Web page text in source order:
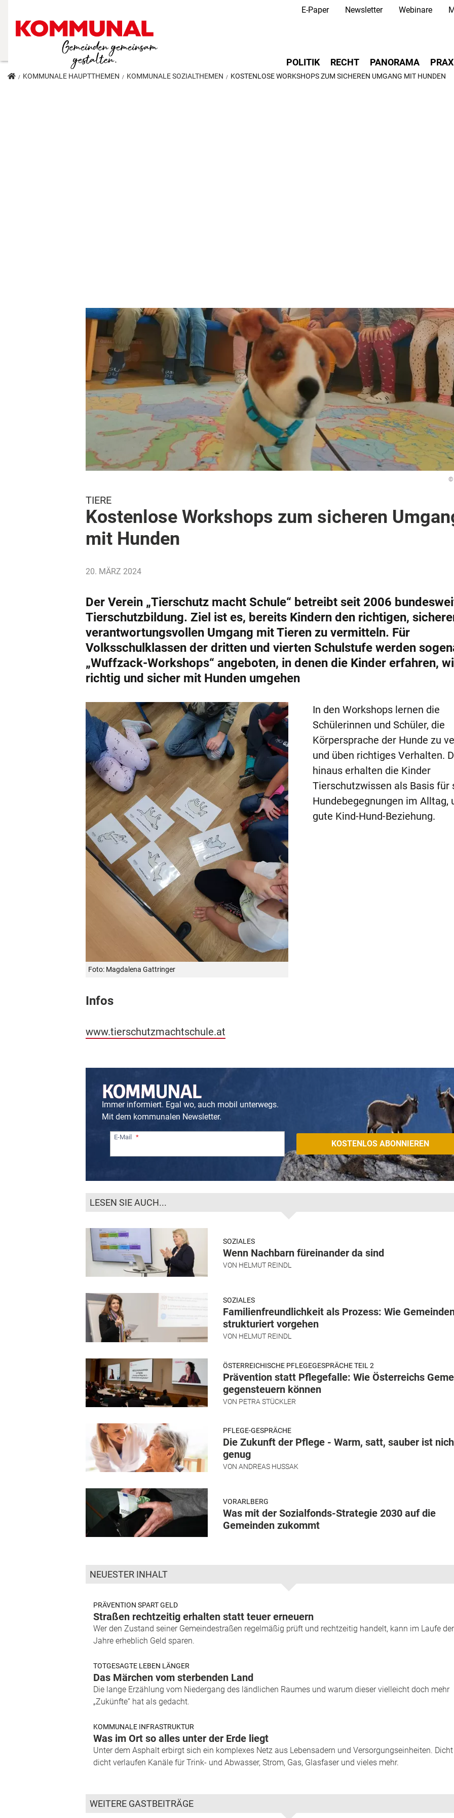
Direkt
Secondary Navigation
E-Paper Newsletter Webinare
Main navigation
POLITIK RECHT PANORAMA
KOMMUNALE HAUPTTHEMEN KOMMUNALE SOZIALTHEMEN KOSTENLOSE WORKSHOPS ZUM SICHEREN UMGANG MIT HUNDEN
©
TIERE
Kostenlose Workshops zum sicheren
mit Hunden
20. MÄRZ 2024
Der Verein „Tierschutz macht Schule“ betreibt seit 2006
Tierschutzbildung. Ziel ist es, bereits Kindern den richtigen,
verantwortungsvollen Umgang mit Tieren zu vermitteln. Für
Volksschulklassen der dritten und vierten Schulstufe werden
„Wuffzack-Workshops“ angeboten, in denen die Kinder erfahren,
richtig und sicher mit Hunden umgehen
Foto: Magdalena Gattringer
In den Workshops lernen die
Schülerinnen und Schüler, die
Körpersprache der Hunde zu
und üben richtiges Verhalten.
hinaus erhalten die Kinder
Tierschutzwissen als Basis für
Hundebegegnungen im Alltag,
gute Kind-Hund-Beziehung.
Infos
www.tierschutzmachtschule.at
Immer informiert. Egal wo, auch mobil unterwegs.
Mit dem kommunalen Newsletter.
E-Mail
LESEN SIE AUCH...
SOZIALES
Wenn Nachbarn füreinander da sind
VON HELMUT REINDL
SOZIALES
Familienfreundlichkeit als Prozess: Wie
strukturiert vorgehen
VON HELMUT REINDL
ÖSTERREICHISCHE PFLEGEGESPRÄCHE TEIL 2
Prävention statt Pflegefalle: Wie Österreichs
gegensteuern können
VON PETRA STÜCKLER
PFLEGE-GESPRÄCHE
Die Zukunft der Pflege - Warm, satt, sauber ist
genug
VON ANDREAS HUSSAK
VORARLBERG
Was mit der Sozialfonds-Strategie 2030 auf die
Gemeinden zukommt
NEUESTER INHALT
PRÄVENTION SPART GELD
Straßen rechtzeitig erhalten statt teuer erneuern
Wer den Zustand seiner Gemeindestraßen regelmäßig prüft und rechtzeitig handelt, kann im Laufe der
Jahre erheblich Geld sparen.
TOTGESAGTE LEBEN LÄNGER
Das Märchen vom sterbenden Land
Die lange Erzählung vom Niedergang des ländlichen Raumes und warum dieser vielleicht doch mehr
„Zukünfte“ hat als gedacht.
KOMMUNALE INFRASTRUKTUR
Was im Ort so alles unter der Erde liegt
Unter dem Asphalt erbirgt sich ein komplexes Netz aus Lebensadern und Versorgungseinheiten.
dicht verlaufen Kanäle für Trink- und Abwasser, Strom, Gas, Glasfaser und vieles mehr.
WEITERE GASTBEITRÄGE